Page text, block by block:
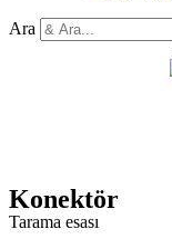
Ara
Konektör
Tarama esası